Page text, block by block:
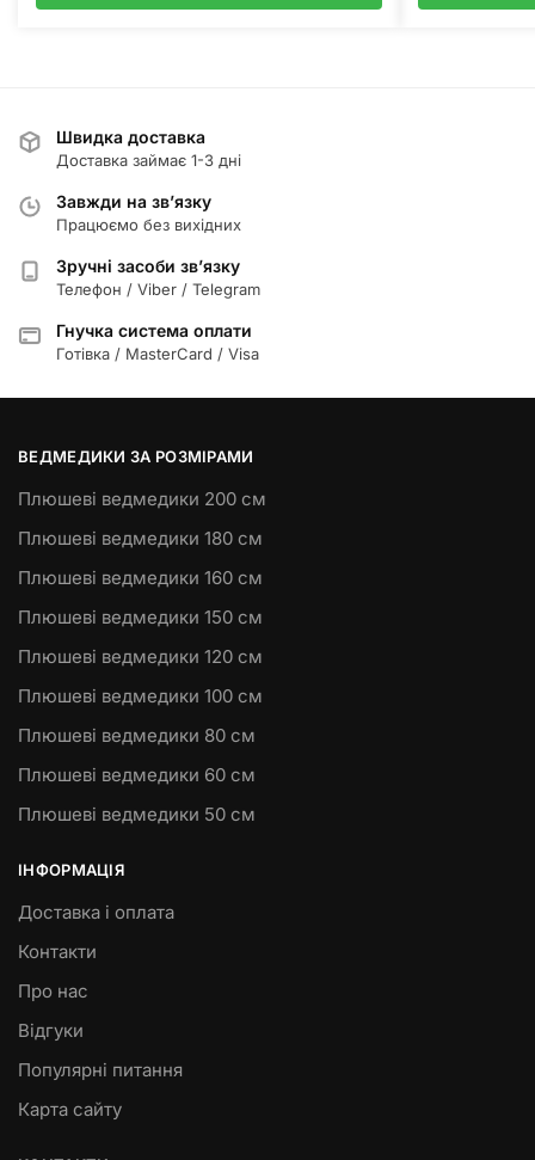
Швидка доставка
Доставка займає 1-3 дні
Завжди на зв’язку
Працюємо без вихідних
Зручні засоби зв’язку
Телефон / Viber / Telegram
Гнучка система оплати
Готівка / MasterCard / Visa
ВЕДМЕДИКИ ЗА РОЗМІРАМИ
Плюшеві ведмедики 200 см
Плюшеві ведмедики 180 см
Плюшеві ведмедики 160 см
Плюшеві ведмедики 150 см
Плюшеві ведмедики 120 см
Плюшеві ведмедики 100 см
Плюшеві ведмедики 80 см
Плюшеві ведмедики 60 см
Плюшеві ведмедики 50 см
ІНФОРМАЦІЯ
Доставка і оплата
Контакти
Про нас
Відгуки
Популярні питання
Карта сайту